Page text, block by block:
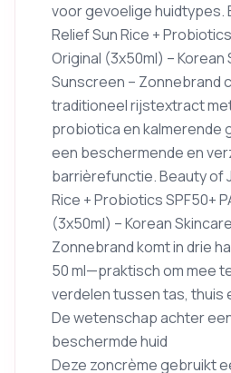
voor gevoelige huidtypes.
Relief Sun Rice +
Original (3x50ml) – Korean
Sunscreen – Zonnebrand
traditioneel rijstextract
probiotica en kalmerende
een beschermende en
barrièrefunctie. Beauty of
Rice + Probiotics SPF50+
(3x50ml) – Korean
Zonnebrand komt in drie
50 ml—praktisch om mee
verdelen tussen tas, thuis
De wetenschap achter
beschermde huid
Deze zoncrème gebruikt